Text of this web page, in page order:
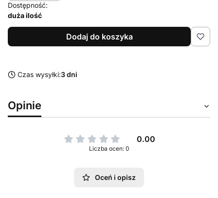
Dostępność:
duża ilość
Dodaj do koszyka
Czas wysyłki:3 dni
Opinie
0.00
Liczba ocen: 0
Oceń i opisz